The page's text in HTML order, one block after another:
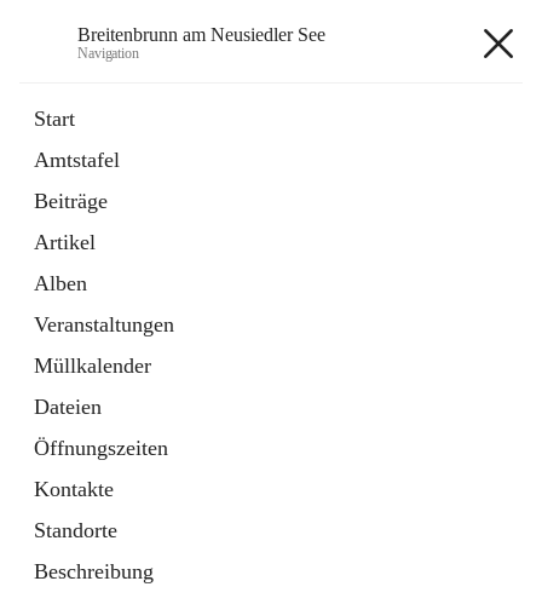
Breitenbrunn am Neusiedler See
Navigation
Start
Amtstafel
Beiträge
Artikel
Alben
Veranstaltungen
Müllkalender
Dateien
Öffnungszeiten
Kontakte
Standorte
Beschreibung
18 Schnellzugriffe
Gemeindeservice